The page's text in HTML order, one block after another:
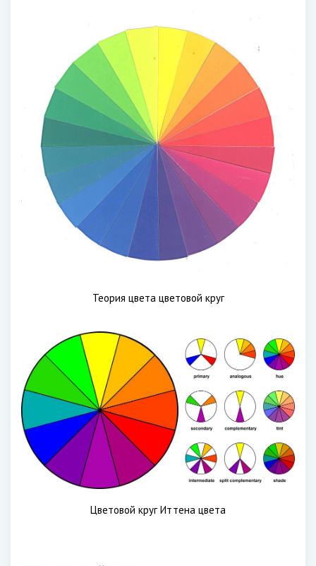
Теория цвета цветовой круг
Цветовой круг Иттена цвета